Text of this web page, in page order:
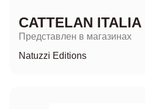
CATTELAN ITALIA
Представлен в магазинах
Natuzzi Editions